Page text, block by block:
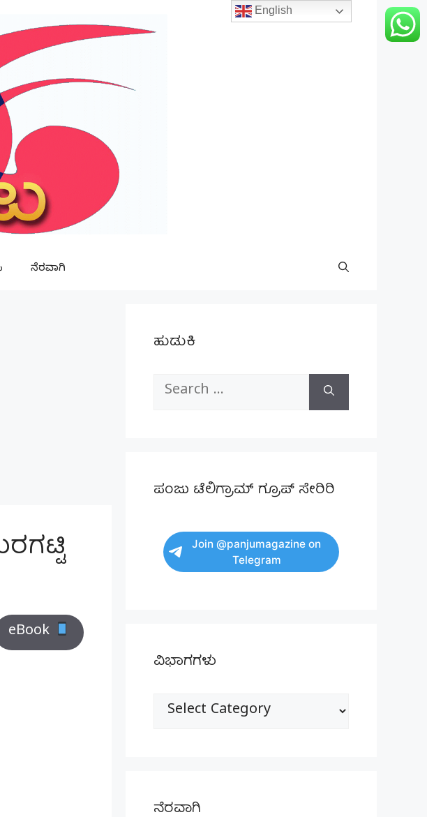
ನೆರವಾಗಿ
eBook
ಹುಡುಕಿ
Search
ಪಂಜು ಟೆಲಿಗ್ರಾಮ್ ಗ್ರೂಪ್ ಸೇರಿರಿ
Join @panjumagazine on
Telegram
ವಿಭಾಗಗಳು
ವಿಭಾಗಗಳು
ನೆರವಾಗಿ
English